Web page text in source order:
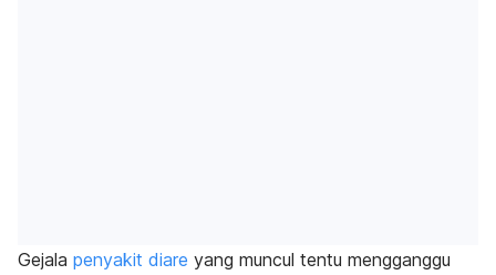
Gejala penyakit diare yang muncul tentu mengganggu